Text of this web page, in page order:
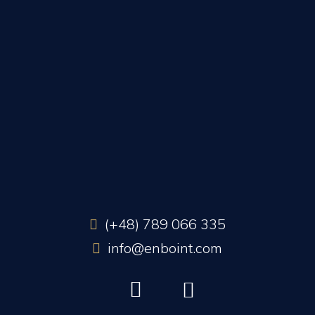
(+48) 789 066 335
info@enboint.com